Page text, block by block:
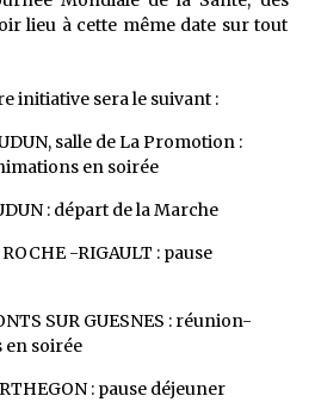
lieu à cette même date sur tout
initiative sera le suivant :
salle de La Promotion :
en soirée
: départ de la Marche
-RIGAULT : pause
SUR GUESNES : réunion-
en soirée
: pause déjeuner